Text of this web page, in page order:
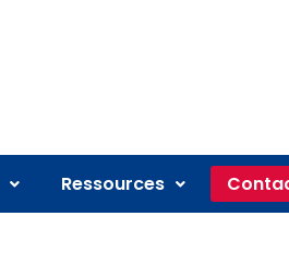
Ressources